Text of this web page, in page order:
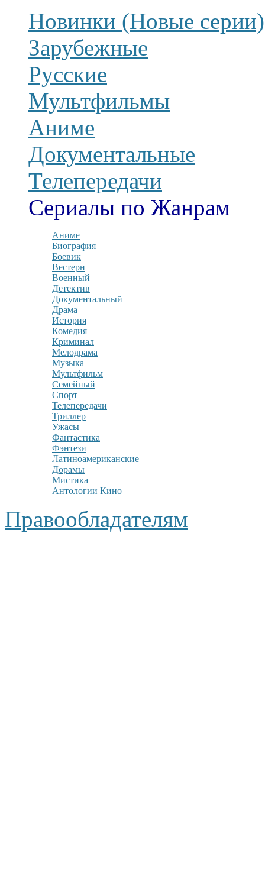
Новинки (Новые серии)
Зарубежные
Русские
Мультфильмы
Аниме
Документальные
Телепередачи
Сериалы по Жанрам
Аниме
Биография
Боевик
Вестерн
Военный
Детектив
Документальный
Драма
История
Комедия
Криминал
Мелодрама
Музыка
Мультфильм
Семейный
Спорт
Телепередачи
Триллер
Ужасы
Фантастика
Фэнтези
Латиноамериканские
Дорамы
Мистика
Антологии Кино
Правообладателям